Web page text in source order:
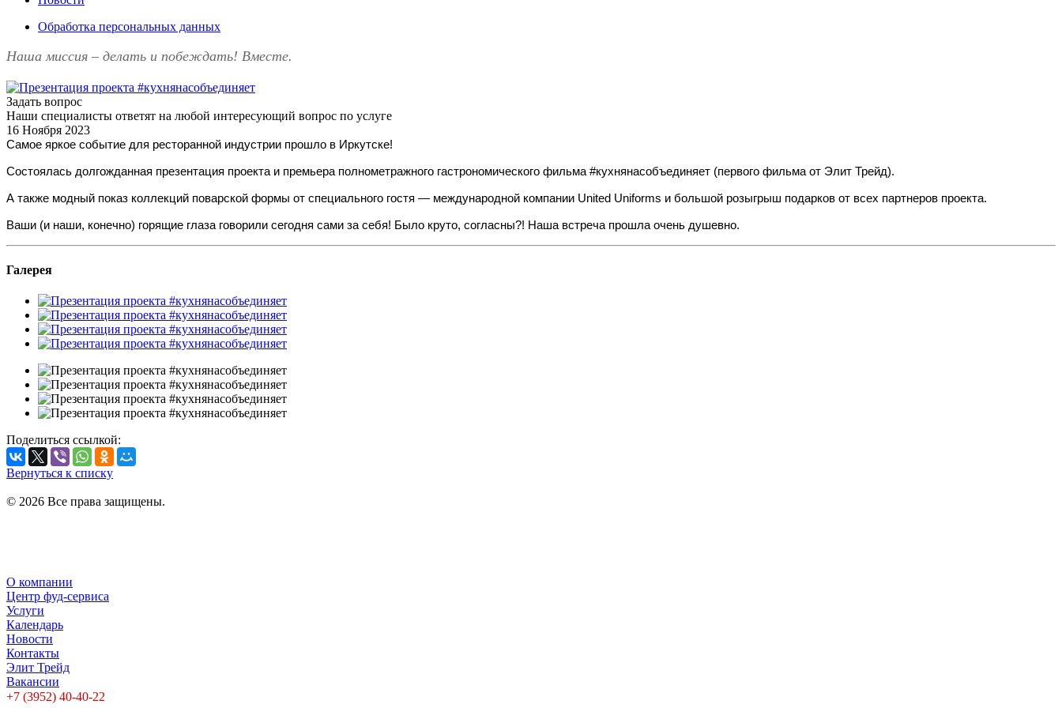
Обработка персональных данных
Наша миссия – делать и побеждать! Вместе.
Задать вопрос
Наши специалисты ответят на любой интересующий вопрос по услуге
16 Ноября 2023
Самое яркое событие для ресторанной индустрии прошло в Иркутске!
Состоялась долгожданная презентация проекта и премьера полнометражного гастрономического фильма #кухнянасобъединяет (первого фильма от Элит Трейд).
А также модный показ коллекций поварской формы от специального гостя — международной компании United Uniforms и большой розыгрыш подарков от всех партнеров проекта.
Ваши (и наши, конечно) горящие глаза говорили сегодня сами за себя! Было круто, согласны?! Наша встреча прошла очень душевно.
Галерея
Поделиться ссылкой:
Вернуться к списку
© 2026 Все права защищены.
О компании
Центр фуд-сервиса
Услуги
Календарь
Новости
Контакты
Элит Трейд
Вакансии
+7 (3952) 40-40-22